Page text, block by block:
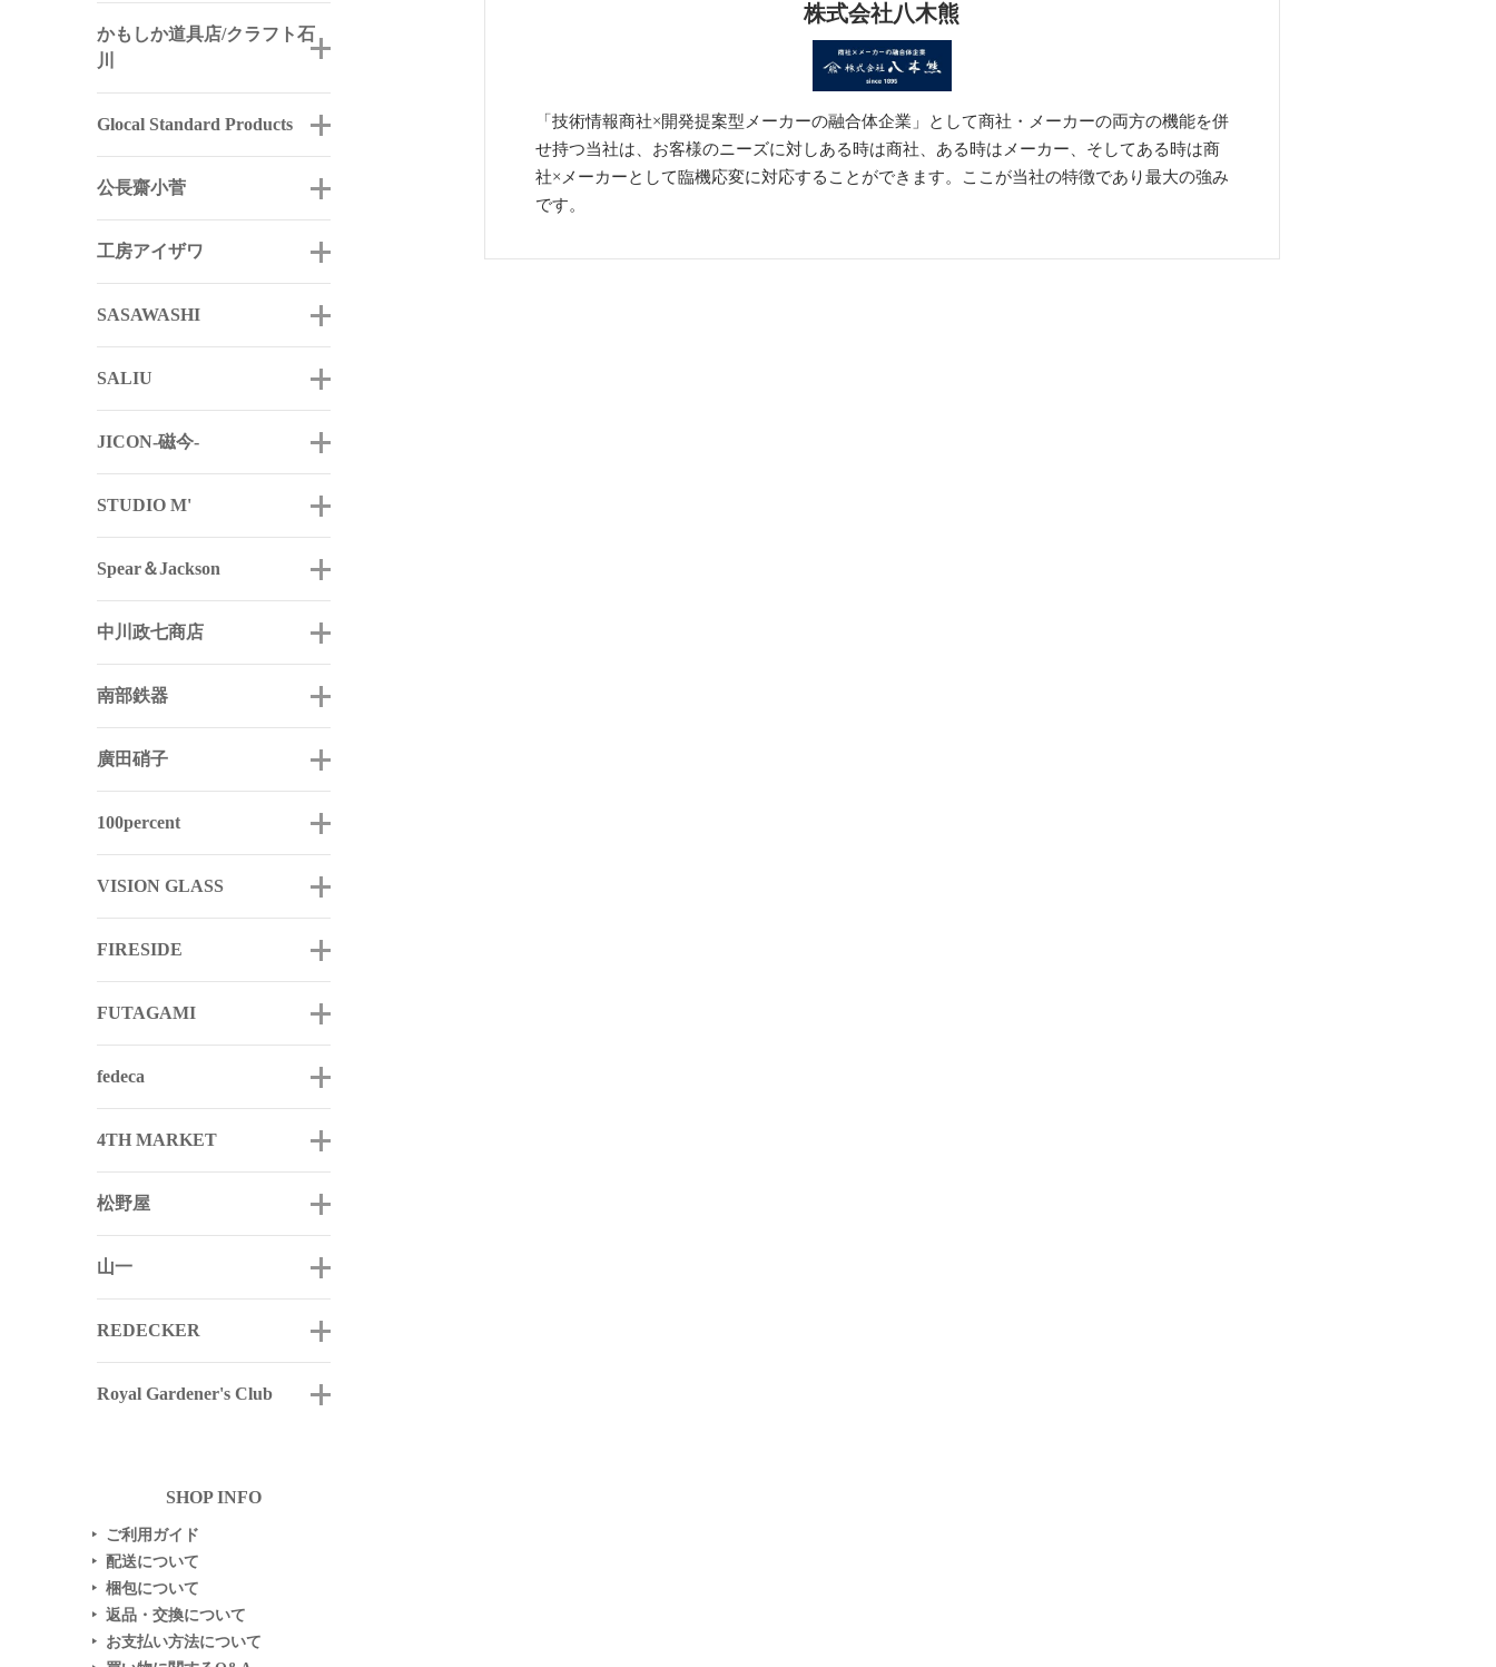
かもしか道具店/クラフト石
川
Glocal Standard Products
公長齋小菅
工房アイザワ
SASAWASHI
SALIU
JICON-磁今-
STUDIO M'
Spear＆Jackson
中川政七商店
南部鉄器
廣田硝子
100percent
VISION GLASS
FIRESIDE
FUTAGAMI
fedeca
4TH MARKET
松野屋
山一
REDECKER
Royal Gardener's Club
SHOP INFO
▶ ご利用ガイド
▶ 配送について
▶ 梱包について
▶ 返品・交換について
▶ お支払い方法について
株式会社八木熊
「技術情報商社×開発提案型メーカーの融合体企業」として商社・メーカーの両方の機能を併
せ持つ当社は、お客様のニーズに対しある時は商社、ある時はメーカー、そしてある時は商
社×メーカーとして臨機応変に対応することができます。ここが当社の特徴であり最大の強み
です。